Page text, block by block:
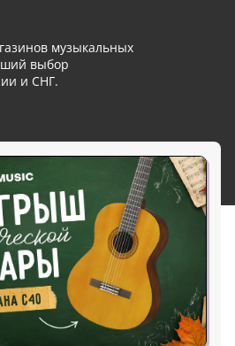
музыкальных
выбор
и СНГ.